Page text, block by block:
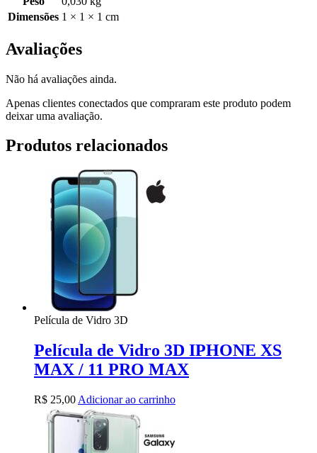
Dimensões 1 × 1 × 1 cm
Avaliações
Não há avaliações ainda.
Apenas clientes conectados que compraram este produto podem
deixar uma avaliação.
Produtos relacionados
Película de Vidro 3D
Película de Vidro 3D IPHONE XS
MAX / 11 PRO MAX
R$ 25,00 Adicionar ao carrinho